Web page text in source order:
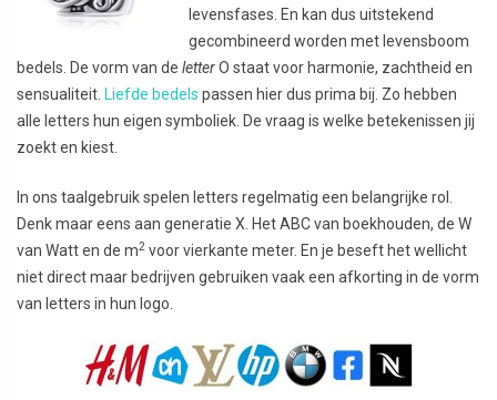
levensfases. En kan dus uitstekend
gecombineerd worden met levensboom
bedels. De vorm van de letterO staat voor harmonie, zachtheid en
sensualiteit. Liefde bedels passen hier dus prima bij. Zo hebben
alle letters hun eigen symboliek. De vraag is welke betekenissen jij
zoekt en kiest.
In ons taalgebruik spelen letters regelmatig een belangrijke rol.
Denk maar eens aan generatie X. Het ABC van boekhouden, de W
van Watt en de m2 voor vierkante meter. En je beseft het wellicht
niet direct maar bedrijven gebruiken vaak een afkorting in de vorm
van letters in hun logo.